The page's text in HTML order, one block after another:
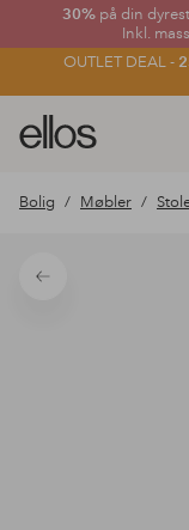
30% på din
Inkl.
OUTLET DEAL -
Ellos
logo
gå
forsiden
Bolig Møbler
Tilbage